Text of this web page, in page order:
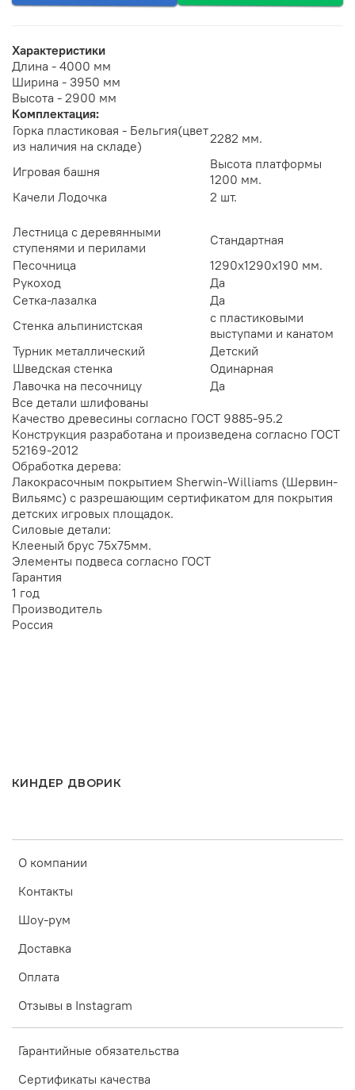
Характеристики
Длина - 4000 мм
Ширина - 3950 мм
Высота - 2900 мм
Комплектация:
Горка пластиковая - Бельгия(цвет
из наличия на складе)
2282 мм.
Игровая башня
Высота платформы
1200 мм.
Качели Лодочка
2 шт.
Лестница с деревянными
ступенями и перилами
Стандартная
Песочница
1290х1290х190 мм.
Рукоход
Да
Сетка-лазалка
Да
Стенка альпинистская
с пластиковыми
выступами и канатом
Турник металлический
Детский
Шведская стенка
Одинарная
Лавочка на песочницу
Да
Все детали шлифованы
Качество древесины согласно ГОСТ 9885-95.2
Конструкция разработана и произведена согласно ГОСТ
52169-2012
Обработка дерева:
Лакокрасочным покрытием Sherwin-Williams (Шервин-
Вильямс) с разрешающим сертификатом для покрытия
детских игровых площадок.
Силовые детали:
Клееный брус 75х75мм.
Элементы подвеса согласно ГОСТ
Гарантия
1 год
Производитель
Россия
КИНДЕР ДВОРИК
О компании
Контакты
Шоу-рум
Доставка
Оплата
Отзывы в Instagram
Гарантийные обязательства
Сертификаты качества